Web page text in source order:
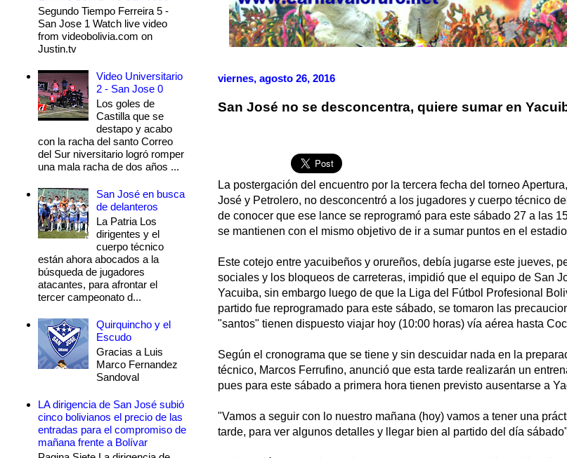
viernes, agosto 26, 2016
San José no se desconcentra, quiere sumar en
La postergación del encuentro por la tercera fecha del torneo
José y Petrolero, no desconcentró a los jugadores y cuerpo técnico
de conocer que ese lance se reprogramó para este sábado 27 a las
se mantienen con el mismo objetivo de ir a sumar puntos en el
Este cotejo entre yacuibeños y orureños, debía jugarse este jueves,
sociales y los bloqueos de carreteras, impidió que el equipo de San
Yacuiba, sin embargo luego de que la Liga del Fútbol Profesional
partido fue reprogramado para este sábado, se tomaron las
"santos" tienen dispuesto viajar hoy (10:00 horas) vía aérea hasta
Según el cronograma que se tiene y sin descuidar nada en la
técnico, Marcos Ferrufino, anunció que esta tarde realizarán un
pues para este sábado a primera hora tienen previsto ausentarse a
"Vamos a seguir con lo nuestro mañana (hoy) vamos a tener una
tarde, para ver algunos detalles y llegar bien al partido del día
Segundo Tiempo Ferreira 5 -
San Jose 1 Watch live video
from videobolivia.com on
Justin.tv
Video Universitario
2 - San Jose 0
Los goles de
Castilla que se
destapo y acabo
con la racha del santo Correo
del Sur niversitario logró romper
una mala racha de dos años ...
San José en busca
de delanteros
La Patria Los
dirigentes y el
cuerpo técnico
están ahora abocados a la
búsqueda de jugadores
atacantes, para afrontar el
tercer campeonato d...
Quirquincho y el
Escudo
Gracias a Luis
Marco Fernandez
Sandoval
LA dirigencia de San José subió
cinco bolivianos el precio de las
entradas para el compromiso de
mañana frente a Bolívar